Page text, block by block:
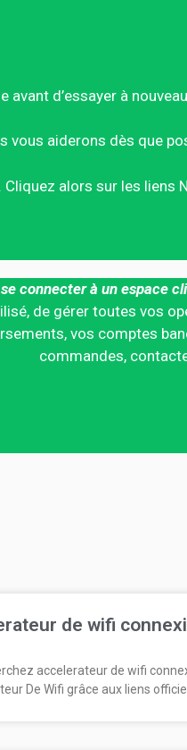
d’essayer à
vous aiderons dès que
alors sur les liens
connecter à un espace
de gérer toutes vos
vos comptes
commandes,
de wifi
accelerateur de wifi
De Wifi grâce aux liens